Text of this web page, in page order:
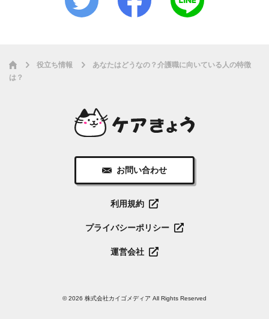
役立ち情報
あなたはどうなの？介護職に向いている人の特徴
は？
お問い合わせ
利用規約
プライバシーポリシー
運営会社
© 2026 株式会社カイゴメディア All Rights Reserved